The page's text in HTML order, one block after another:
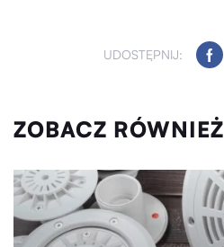
UDOSTĘPNIJ:
ZOBACZ RÓWNIEŻ